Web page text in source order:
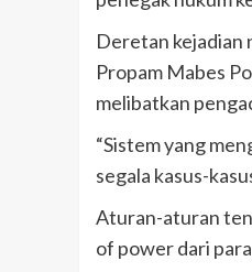
Deretan kejadian
Propam Mabes
melibatkan
“Sistem yang
segala kasus-
Aturan-aturan
of power dari